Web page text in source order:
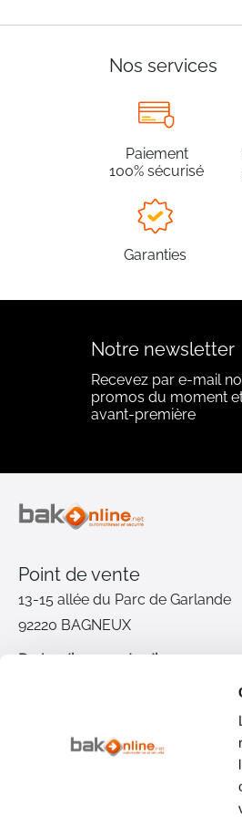
Nos services
Paiement
100% sécurisé
Garanties
Notre newsletter
Recevez par e-mail
promos du moment
avant-première
Point de vente
13-15 allée du Parc de Garlande
92220 BAGNEUX
Du lundi au vendredi
01 46 72 30 00